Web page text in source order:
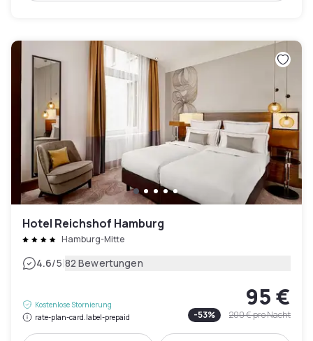
Hotel Reichshof Hamburg
Hamburg-Mitte
4.6/5|82 Bewertungen
Kostenlose Stornierung
rate-plan-card.label-prepaid
95 €
-53% 200 €pro Nacht